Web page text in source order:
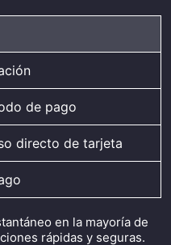
de pago
directo de tarjeta
en la mayoría de
rápidas y seguras.